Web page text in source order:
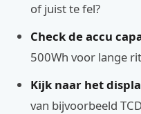
of juist te fel?
Check de accu
500Wh voor lange
Kijk naar het
van bijvoorbeeld